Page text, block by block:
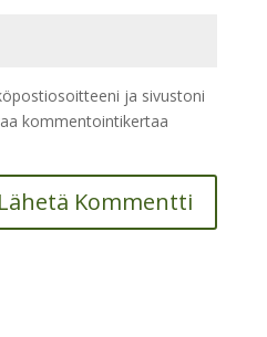
ja sivustoni
kommentointikertaa